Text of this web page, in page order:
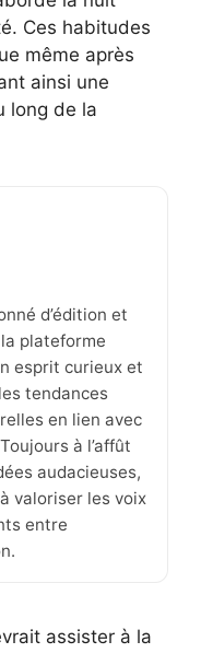
Ces habitudes
même après
ainsi une
long de la
d’édition et
plateforme
esprit curieux et
tendances
en lien avec
à l’affût
audacieuses,
valoriser les voix
entre
assister à la